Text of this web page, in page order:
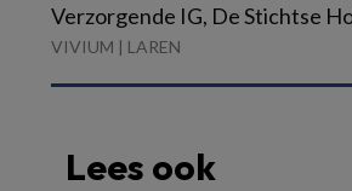
Verzorgende IG, De Stichtse
VIVIUM | LAREN
Lees ook